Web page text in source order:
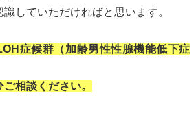
していただければと思います。
症候群（加齢男性性腺機能低下症
相談ください。